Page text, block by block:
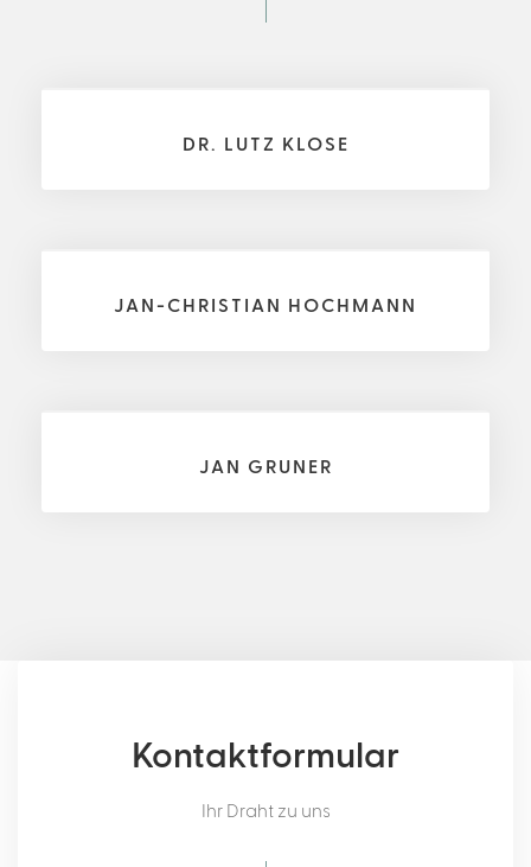
DR. LUTZ KLOSE
JAN-CHRISTIAN HOCHMANN
JAN GRUNER
Kontaktformular
Ihr Draht zu uns